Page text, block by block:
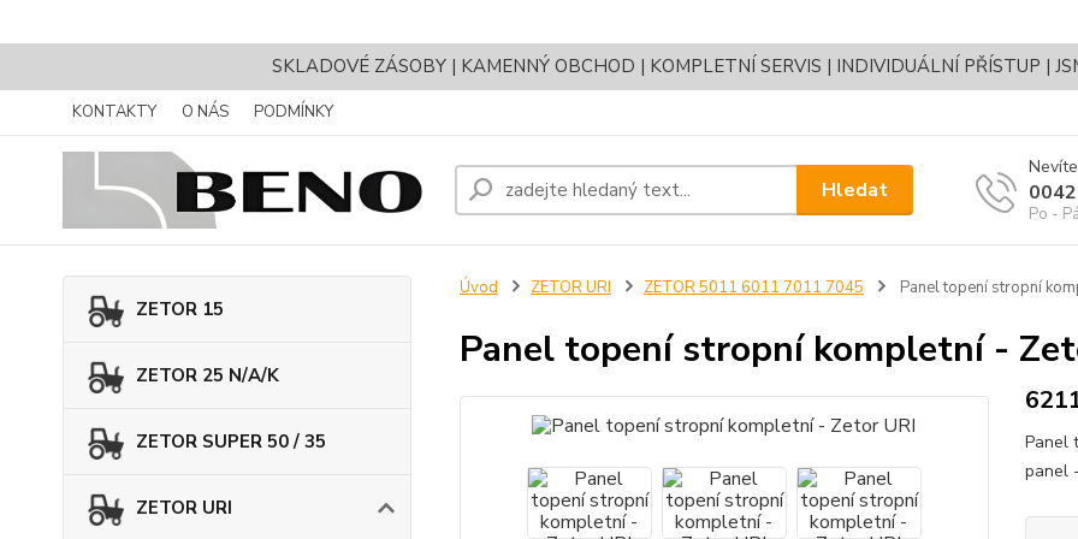
SKLADOVÉ ZÁSOBY | KAMENNÝ OBCHOD | KOMPLETNÍ SERVIS | INDIVIDUÁLNÍ PŘÍSTUP |
KONTAKTY O NÁS PODMÍNKY
Hledat
Po -
ZETOR 15
ZETOR 25 N/A/K
ZETOR SUPER 50 / 35
ZETOR URI
Úvod ZETOR URI ZETOR 5011 6011 7011 7045 Panel topení stropní
Panel topení stropní kompletní -
Panel
panel